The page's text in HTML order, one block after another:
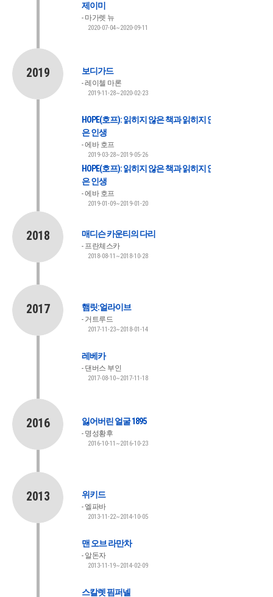
제이미
마가렛 뉴
2020-07-04~2020-09-11
2019 보디가드
레이첼 마론
2019-11-28~2020-02-23
HOPE(호프): 읽히지 않은 책과 읽히지 않
은 인생
에바 호프
2019-03-28~2019-05-26
HOPE(호프): 읽히지 않은 책과 읽히지 않
은 인생
에바 호프
2019-01-09~2019-01-20
2018 매디슨 카운티의 다리
프란체스카
2018-08-11~2018-10-28
2017 햄릿:얼라이브
거트루드
2017-11-23~2018-01-14
레베카
댄버스 부인
2017-08-10~2017-11-18
2016 잃어버린 얼굴 1895
명성황후
2016-10-11~2016-10-23
2013 위키드
엘파바
2013-11-22~2014-10-05
맨 오브 라만차
알돈자
2013-11-19~2014-02-09
스칼렛 핌퍼넬